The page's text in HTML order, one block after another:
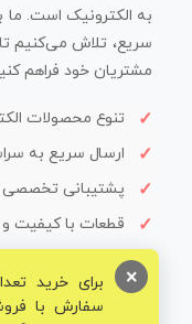
به الکترونیک است.
سریع، تلاش می‌کنیم
مشتریان خود فراهم
تنوع محصولات
ارسال سریع به
پشتیبانی تخصصی
قطعات با کیفیت
برای خرید
سفارش با
×